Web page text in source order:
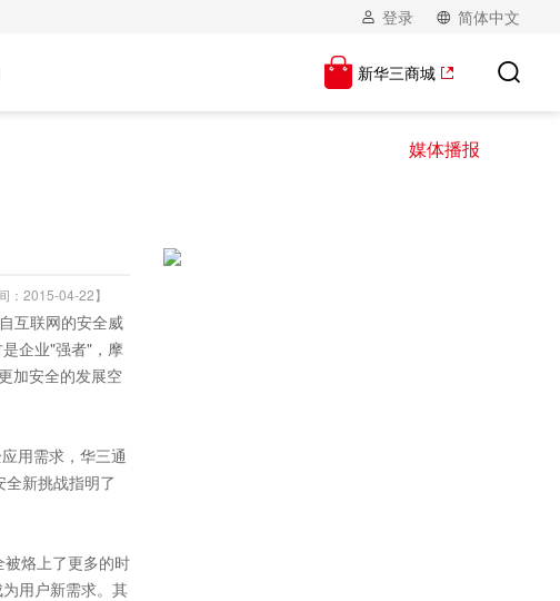
登录 简体中文
新华三商城
媒体播报
：2015-04-22】
互联网的安全威
企业"强者"，摩
加安全的发展空
用需求，华三通
新挑战指明了
烙上了更多的时
用户新需求。其